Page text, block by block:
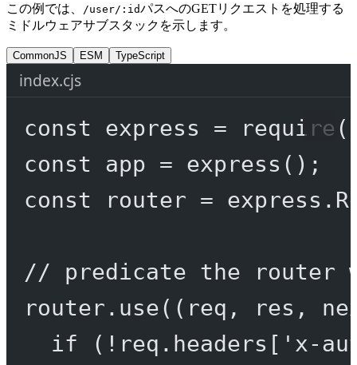
この例では、 /user/:idパスへのGETリクエストを処理する
ミドルウェアサブスタックを示します。
CommonJS ESM TypeScript
index.cjs
const express = require (
const
app = express ();
const
router = express.
// predicate the router
router. use(( req , res ,
if ( ! req.headers[ 'x-